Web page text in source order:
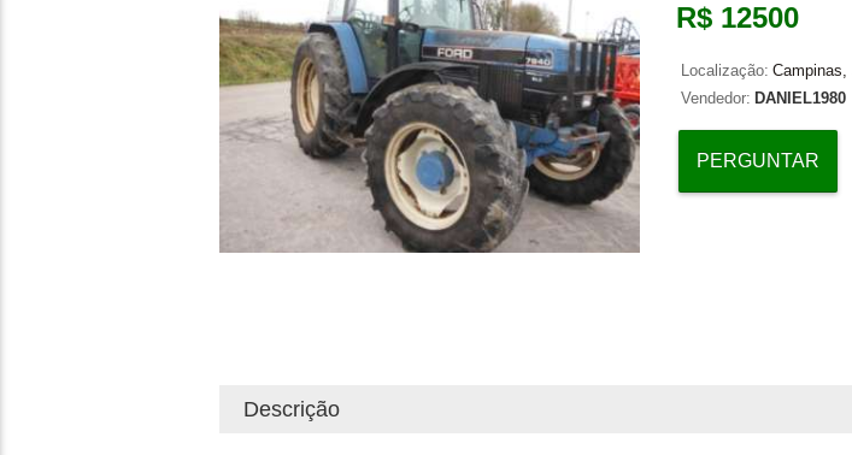
R$ 12500
Localização: Campinas,
Vendedor: DANIEL1980
PERGUNTAR
Descrição